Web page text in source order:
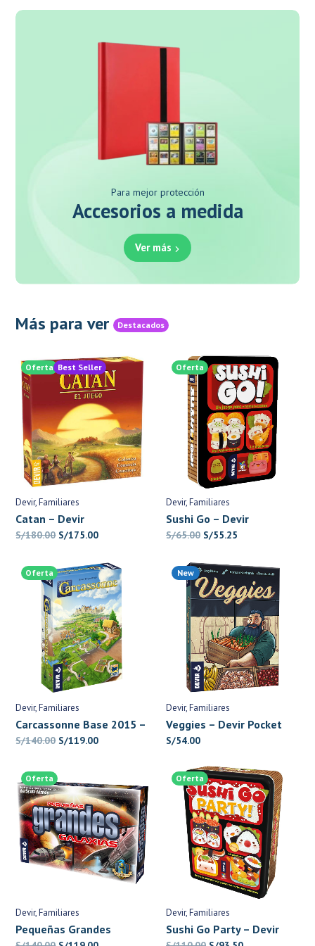
Para mejor protección
Accesorios a medida
Ver más
Más para ver Destacados
Oferta Best Seller
Devir Familiares
Catan – Devir
S/180.00 El
original
era:
S/180.00.
S/175.00El
actual
es:
S/175.00.
Oferta
Devir Familiares
Sushi Go – Devir
S/65.00 El
original
era:
S/65.00.
S/55.25
actual
es:
S/55.25.
Oferta
Devir Familiares
Carcassonne Base 2015 –
Devir
S/140.00 El
era:
S/140.00.
S/119.00El
es:
S/119.00.
New
Devir Familiares
Veggies – Devir Pocket
S/54.00
Oferta
Devir Familiares
Pequeñas Grandes
Oferta
Devir Familiares
Sushi Go Party – Devir